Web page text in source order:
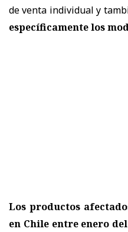
de venta individual y
específicamente los
Los productos
en Chile entre enero